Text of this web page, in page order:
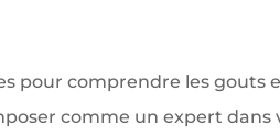
pour comprendre les gouts
comme un expert dans